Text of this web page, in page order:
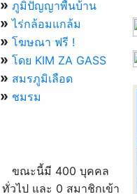
» ภูมิปัญญาพื้นบ้าน
» ไร่กล้อมแกล้ม
» โฆษณา ฟรี !
» โดย KIM ZA GASS
» สมรภูมิเลือด
» ชมรม
ขณะนี้มี 400 บุคคล
ทั่วไป และ 0 สมาชิกเข้า